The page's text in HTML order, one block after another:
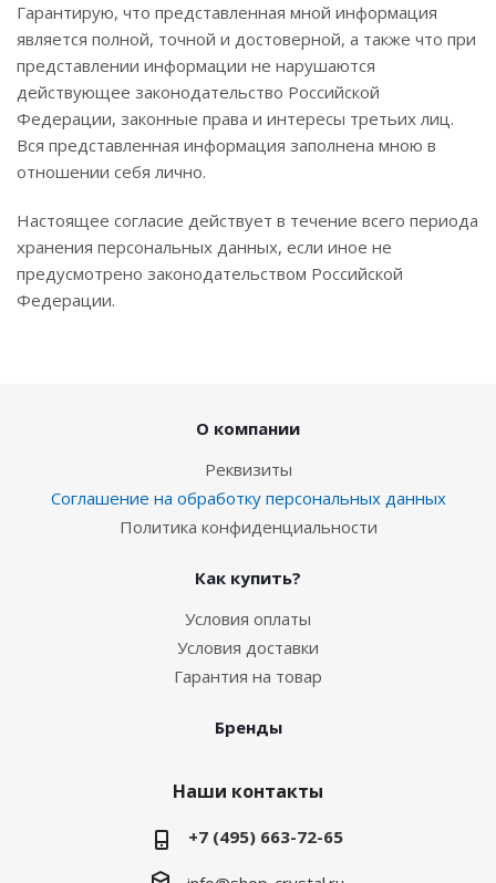
Гарантирую, что представленная мной информация
является полной, точной и достоверной, а также что при
представлении информации не нарушаются
действующее законодательство Российской
Федерации, законные права и интересы третьих лиц.
Вся представленная информация заполнена мною в
отношении себя лично.
Настоящее согласие действует в течение всего периода
хранения персональных данных, если иное не
предусмотрено законодательством Российской
Федерации.
О компании
Реквизиты
Соглашение на обработку персональных данных
Политика конфиденциальности
Как купить?
Условия оплаты
Условия доставки
Гарантия на товар
Бренды
Наши контакты
+7 (495) 663-72-65